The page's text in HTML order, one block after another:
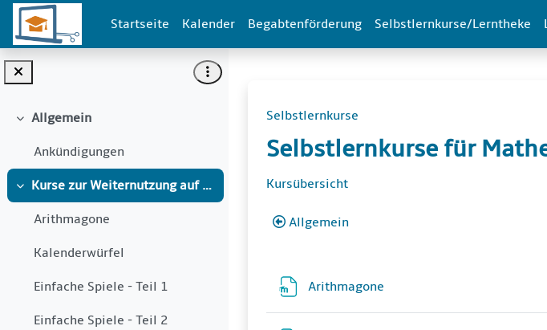
Zum Hauptinhalt
Startseite
Kalender Begabtenförderung Selbstlernkurse/Lerntheke
Einklappen
Allgemein
Ankündigungen
Einklappen
Kurse zur Weiternutzung auf Schul-Moodle-Instanzen
Arithmagone
Kalenderwürfel
Einfache Spiele - Teil 1
Einfache Spiele - Teil 2
Selbstlernkurse
Selbstlernkurse für
Abschnittsübersicht
Kursübersicht
Allgemein
Arithmagone